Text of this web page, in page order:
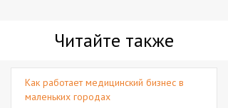
Читайте также
Как работает медицинский бизнес в
маленьких городах